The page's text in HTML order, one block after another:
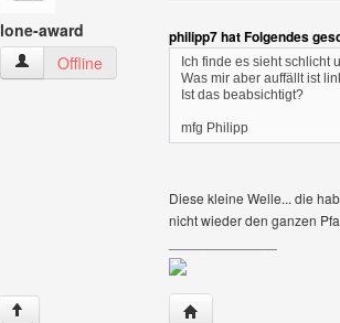
lone-award
lone-award Benutzer-Profile anzeigen
Offline
philipp7 hat Folgendes
Ich finde es sieht schlicht
Was mir aber auffällt ist
Ist das beabsichtigt?
mfg Philipp
Diese kleine Welle... die
nicht wieder den ganzen
↑ Website dieses